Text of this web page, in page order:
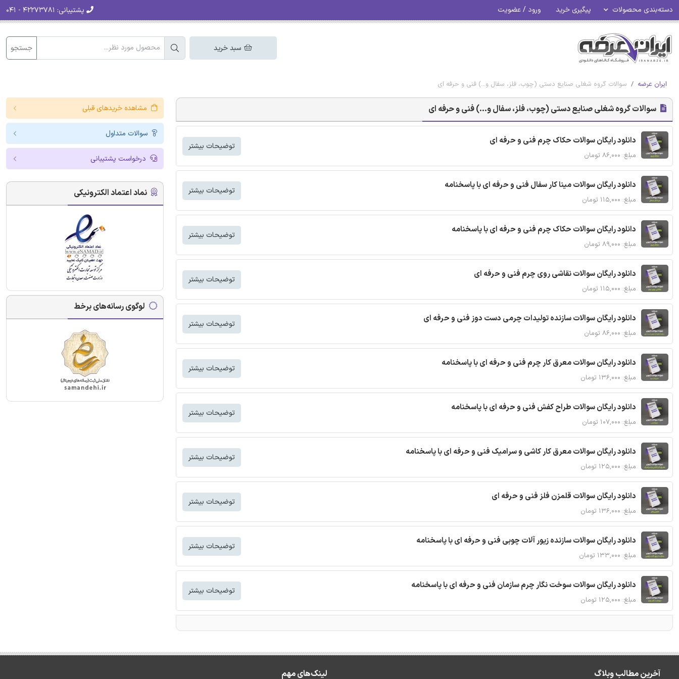
دسته‌بندی محصولات پیگیری خرید ورود / عضویت پشتیبانی:
سبد خرید جستجو
ایران عرضه سوالات گروه شغلی صنایع دستی (چوب، فلز، سفال و...) فنی و حرفه ای
سوالات گروه شغلی صنایع دستی (چوب، فلز، سفال و...) فنی و حرفه ای
دانلود رایگان سوالات حکاک چرم فنی و حرفه ای
مبلغ: ۸۶,۰۰۰ تومان
توضیحات بیشتر
دانلود رایگان سوالات مینا کار سفال فنی و حرفه ای با پاسخنامه
مبلغ: ۱۱۵,۰۰۰ تومان
توضیحات بیشتر
دانلود رایگان سوالات حکاک چرم فنی و حرفه ای با پاسخنامه
مبلغ: ۸۹,۰۰۰ تومان
توضیحات بیشتر
دانلود رایگان سوالات نقاشی روی چرم فنی و حرفه ای
مبلغ: ۱۱۵,۰۰۰ تومان
توضیحات بیشتر
دانلود رایگان سوالات سازنده تولیدات چرمی دست دوز فنی و حرفه ای
مبلغ: ۸۶,۰۰۰ تومان
توضیحات بیشتر
دانلود رایگان سوالات معرق کار چرم فنی و حرفه ای با پاسخنامه
مبلغ: ۱۳۶,۰۰۰ تومان
توضیحات بیشتر
دانلود رایگان سوالات طراح کفش فنی و حرفه ای با پاسخنامه
مبلغ: ۱۰۷,۰۰۰ تومان
توضیحات بیشتر
دانلود رایگان سوالات معرق کار کاشی و سرامیک فنی و حرفه ای با پاسخنامه
مبلغ: ۱۲۵,۰۰۰ تومان
توضیحات بیشتر
دانلود رایگان سوالات قلمزن فلز فنی و حرفه ای
مبلغ: ۱۳۶,۰۰۰ تومان
توضیحات بیشتر
دانلود رایگان سوالات سازنده زیور آلات چوبی فنی و حرفه ای با پاسخنامه
مبلغ: ۱۳۳,۰۰۰ تومان
توضیحات بیشتر
دانلود رایگان سوالات سوخت نگار چرم سازمان فنی و حرفه ای با پاسخنامه
مبلغ: ۱۲۵,۰۰۰ تومان
توضیحات بیشتر
مشاهده خریدهای قبلی
سوالات متداول
درخواست پشتیبانی
نماد اعتماد الکترونیکی
لوگوی رسانه‌های برخط
آخرین مطالب وبلاگ لینک‌های مهم